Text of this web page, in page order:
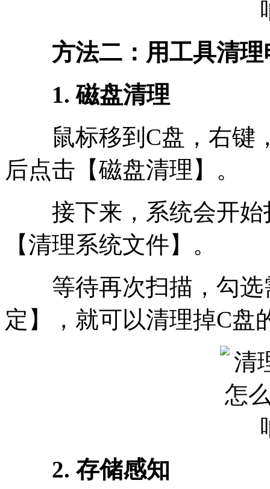
方法二：用工具清理
1. 磁盘清理
鼠标移到C盘，右键
后点击【磁盘清理】。
接下来，系统会开始
【清理系统文件】。
等待再次扫描，勾选
定】，就可以清理掉C盘
2. 存储感知